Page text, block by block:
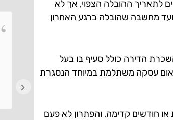
לתאריך ההובלה הצפוי, אך לא
מחשבה שהובלה ברגע האחרון
הדירה כולל סעיף בו בעל
עסקה משתלמת במיוחד הנסגרת
חודשים קדימה, והפתרון לא פעם
‹